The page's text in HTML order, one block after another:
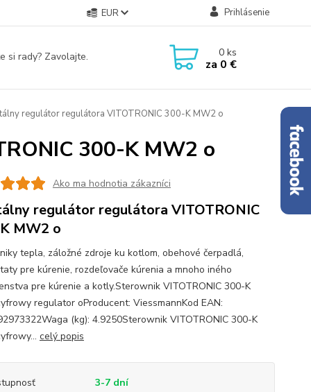
EUR Prihlásenie
si rady? Zavolajte. 0ks
za 0 €
regulátor regulátora VITOTRONIC 300-K MW2 o
300-K MW2 o
Ako ma hodnotia zákazníci
regulátor regulátora VITOTRONIC
MW2 o
tepla, záložné zdroje ku kotlom, obehové čerpadlá,
pre kúrenie, rozdeľovače kúrenia a mnoho iného
pre kúrenie a kotly.Sterownik VITOTRONIC 300-K
regulator oProducent: ViessmannKod EAN:
(kg): 4.9250Sterownik VITOTRONIC 300-K
celý popis
3-7 dní